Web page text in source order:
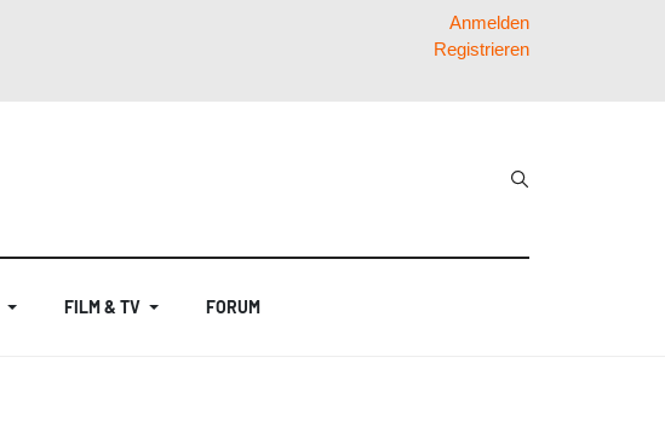
Anmelden
Registrieren
FILM & TV FORUM